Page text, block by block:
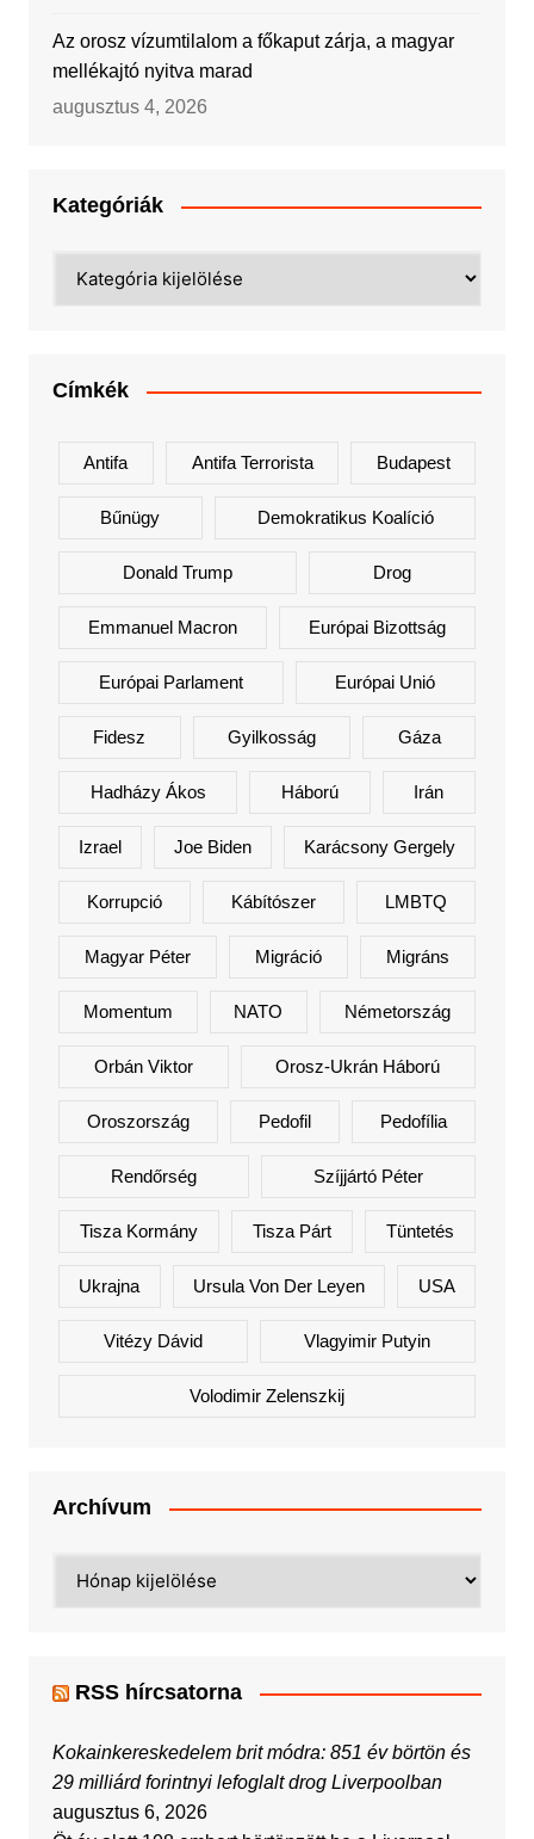
Az orosz vízumtilalom a főkaput zárja, a magyar
mellékajtó nyitva marad
augusztus 4, 2026
Kategóriák
Címkék
Antifa Antifa Terrorista Budapest
Bűnügy Demokratikus Koalíció
Donald Trump Drog
Emmanuel Macron Európai Bizottság
Európai Parlament Európai Unió
Fidesz Gyilkosság Gáza
Hadházy Ákos Háború Irán
Izrael Joe Biden Karácsony Gergely
Korrupció Kábítószer LMBTQ
Magyar Péter Migráció Migráns
Momentum NATO Németország
Orbán Viktor Orosz-Ukrán Háború
Oroszország Pedofil Pedofília
Rendőrség Szíjjártó Péter
Tisza Kormány Tisza Párt Tüntetés
Ukrajna Ursula Von Der Leyen USA
Vitézy Dávid Vlagyimir Putyin
Volodimir Zelenszkij
Archívum
RSS hírcsatorna
Kokainkereskedelem brit módra: 851 év börtön és
29 milliárd forintnyi lefoglalt drog Liverpoolban
augusztus 6, 2026